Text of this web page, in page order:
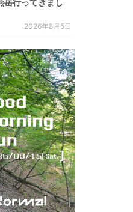
行ってきまし
2026年8月5日